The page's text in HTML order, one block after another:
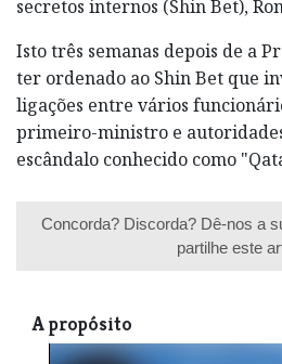
secretos internos (Shin Bet),
Isto três semanas depois de a
ter ordenado ao Shin Bet que
ligações entre vários
primeiro-ministro e
escândalo conhecido como
Concorda? Discorda? Dê-nos a
partilhe este
A propósito